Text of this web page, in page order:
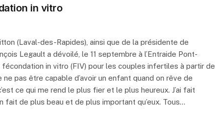
in vitro
(Laval-des-Rapides), ainsi que de la présidente de
Legault a dévoilé, le 11 septembre à l’Entraide Pont-
in vitro (FIV) pour les couples infertiles à partir de
pas être capable d’avoir un enfant quand on rêve de
ce qui me rend le plus fier et le plus heureux. J’ai fait
fait de plus beau et de plus important qu’eux. Tous…